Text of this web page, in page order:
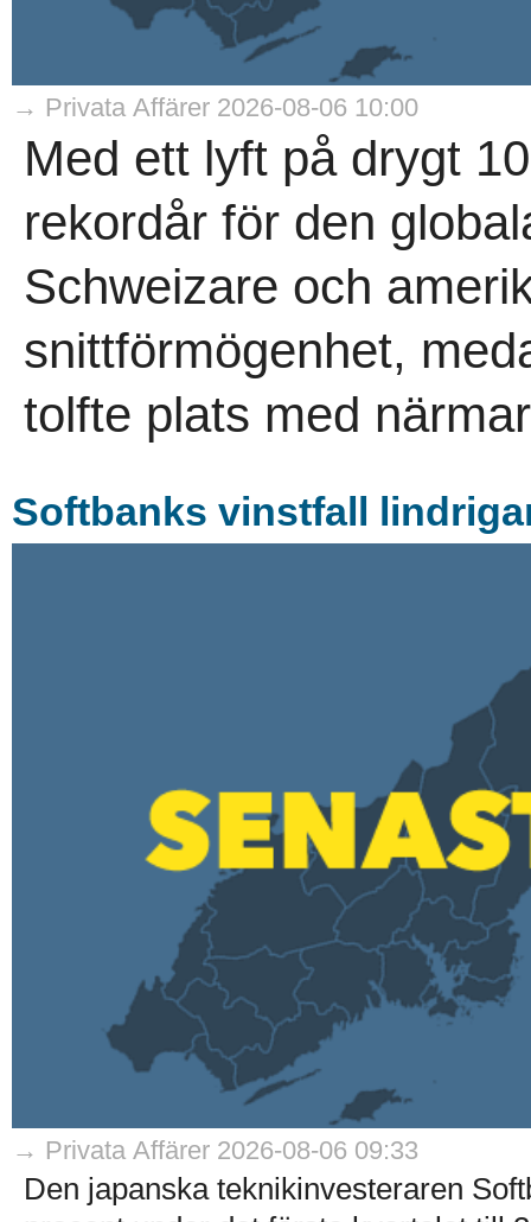
→ Privata Affärer 2026-08-06 10:00
Med ett lyft på drygt
rekordår för den
Schweizare och
snittförmögenhet,
tolfte plats med
Softbanks vinstfall
→ Privata Affärer 2026-08-06 09:33
Den japanska teknikinvesteraren